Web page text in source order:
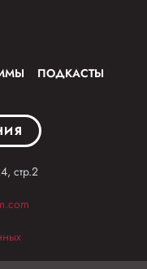
ПОДКАСТЫ
стр.2